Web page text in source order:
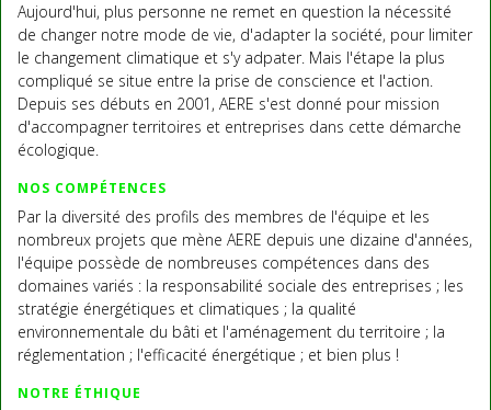
Aujourd'hui, plus personne ne remet en question la nécessité
de changer notre mode de vie, d'adapter la société, pour limiter
le changement climatique et s'y adpater. Mais l'étape la plus
compliqué se situe entre la prise de conscience et l'action.
Depuis ses débuts en 2001, AERE s'est donné pour mission
d'accompagner territoires et entreprises dans cette démarche
écologique.
NOS COMPÉTENCES
Par la diversité des profils des membres de l'équipe et les
nombreux projets que mène AERE depuis une dizaine d'années,
l'équipe possède de nombreuses compétences dans des
domaines variés : la responsabilité sociale des entreprises ; les
stratégie énergétiques et climatiques ; la qualité
environnementale du bâti et l'aménagement du territoire ; la
réglementation ; l'efficacité énergétique ; et bien plus !
NOTRE ÉTHIQUE